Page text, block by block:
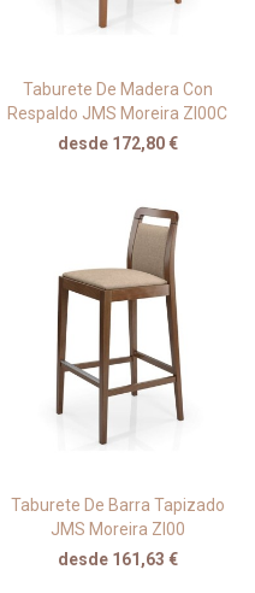
Taburete De Madera Con
Respaldo JMS Moreira ZI00C
desde 172,80 €
Taburete De Barra Tapizado
JMS Moreira ZI00
desde 161,63 €